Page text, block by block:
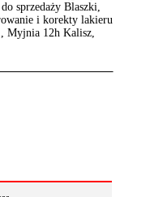
sprzedaży Blaszki,
i korekty lakieru
Myjnia 12h Kalisz,